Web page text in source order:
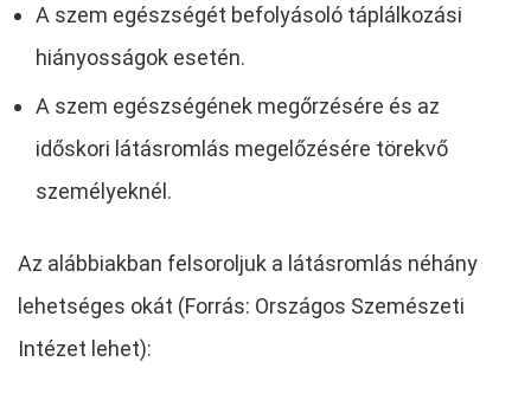
A szem egészségét befolyásoló táplálkozási
hiányosságok esetén.
A szem egészségének megőrzésére és az
időskori látásromlás megelőzésére törekvő
személyeknél.
Az alábbiakban felsoroljuk a látásromlás néhány
lehetséges okát (Forrás: Országos Szemészeti
Intézet lehet):